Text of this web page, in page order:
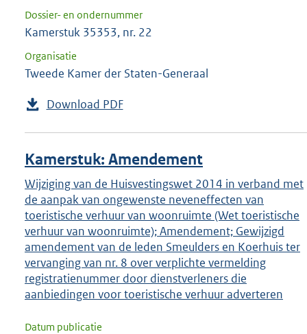
Dossier- en ondernummer
Kamerstuk 35353, nr. 22
Organisatie
Tweede Kamer der Staten-Generaal
Download PDF
Kamerstuk: Amendement
Wijziging van de Huisvestingswet 2014 in verband met
de aanpak van ongewenste neveneffecten van
toeristische verhuur van woonruimte (Wet toeristische
verhuur van woonruimte); Amendement; Gewijzigd
amendement van de leden Smeulders en Koerhuis ter
vervanging van nr. 8 over verplichte vermelding
registratienummer door dienstverleners die
aanbiedingen voor toeristische verhuur adverteren
Datum publicatie